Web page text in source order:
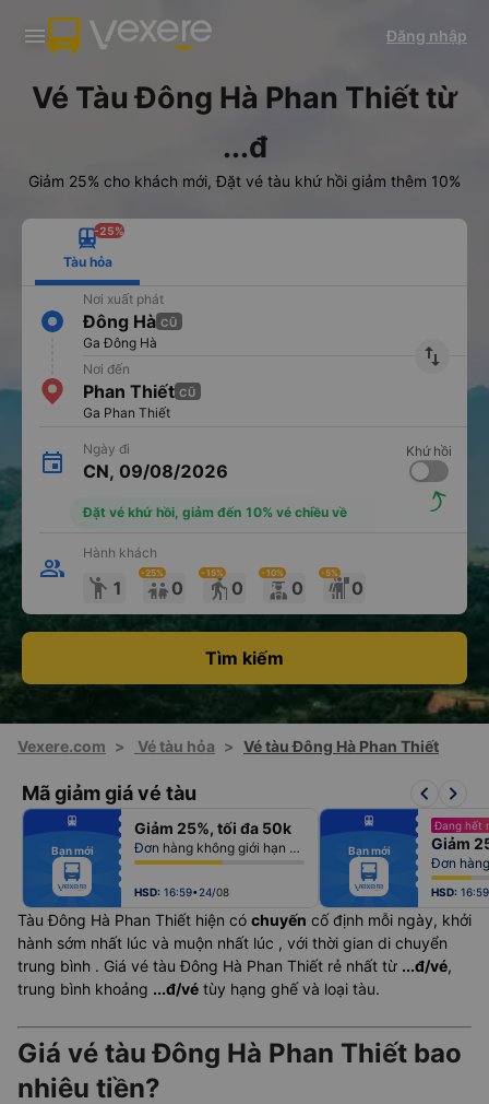
Tải app Vexere ngay!
Nhận ưu đãi thành viên độc
Mở app
Tải app Vexere
-30k/ghế khi đặt vé máy bay qua
Mở app
Đăng nhập
Vé Tàu Đông Hà Phan Thiết từ
...đ
Giảm 25% cho khách mới, Đặt vé tàu khứ hồi giảm thêm 10%
Tàu hỏa
-25%
Nơi xuất phát
Đông Hà CŨ
Ga Đông Hà
import_export
Nơi đến
Phan Thiết CŨ
Ga Phan Thiết
Ngày đi
CN, 09/08/2026
Khứ hồi
Đặt vé khứ hồi, giảm đến 10% vé chiều về
Hành khách
emoji_people 1 0
-25%
elderly 0
-15%
0
-10%
0
-5%
Tìm kiếm
Vexere.com > Vé tàu hỏa > Vé tàu Đông Hà Phan Thiết
Mã giảm giá vé tàu keyboard_arrow_left keyboard_arrow_right
fiber_manual_record
fiber_manual_record
fiber_manual_record
fiber_manual_record
fiber_manual_record
fiber_manual_record
fiber_manual_record
Bạn mới
Giảm 25%, tối đa 50k
Đơn hàng không giới hạn số lượng vé
HSD: 16:59•24/08
fiber_manual_record
fiber_manual_record
fiber_manual_record
fiber_manual_record
fiber_manual_record
fiber_manual_record
fiber_manual_record
Bạn mới
Đang hết
Giảm
Đơn
HSD:
Tàu Đông Hà Phan Thiết hiện có chuyến cố định mỗi ngày, khởi
hành sớm nhất lúc và muộn nhất lúc , với thời gian di chuyển
trung bình . Giá vé tàu Đông Hà Phan Thiết rẻ nhất từ ...đ/vé,
trung bình khoảng ...đ/vé tùy hạng ghế và loại tàu.
Giá vé tàu Đông Hà Phan Thiết bao
nhiêu tiền?